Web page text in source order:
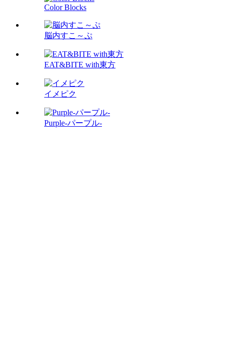
Color Blocks
脳内すこ～ぷ
EAT&BITE with東方
イメピク
Purple-パープル-